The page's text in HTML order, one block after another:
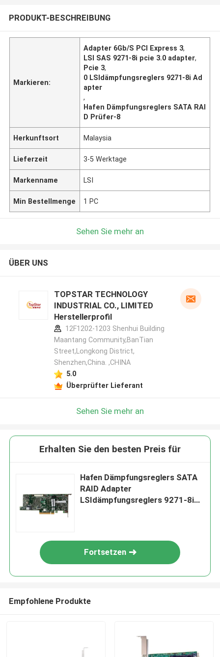
PRODUKT-BESCHREIBUNG
Markieren:
Adapter 6Gb/S PCI Express 3,
LSI SAS 9271-8i pcie 3.0 adapter,
Pcie 3,
0 LSIdämpfungsreglers 9271-8i Ad
apter
,
Hafen Dämpfungsreglers SATA RAI
D Prüfer-8
Herkunftsort Malaysia
Lieferzeit 3-5 Werktage
Markenname LSI
Min Bestellmenge 1 PC
Sehen Sie mehr an
ÜBER UNS
TOPSTAR TECHNOLOGY
INDUSTRIAL CO., LIMITED
Herstellerprofil
12F1202-1203 Shenhui Building
Maantang Community,BanTian
Street,Longkong District,
Shenzhen,China. ,CHINA
5.0
Überprüfter Lieferant
Sehen Sie mehr an
Erhalten Sie den besten Preis für
Hafen Dämpfungsreglers SATA
RAID Adapter
LSIdämpfungsreglers 9271-8i
Fortsetzen
Empfohlene Produkte